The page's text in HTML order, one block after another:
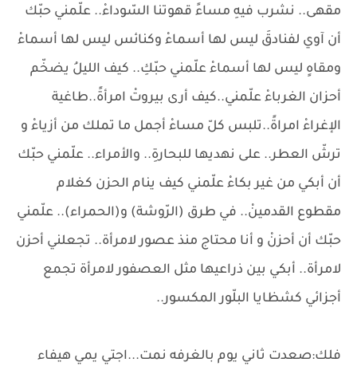
مقهى.. نشرب فيهِ مساءً قهوتنا السّوداءْ.. علّمني حبّك
أن آوي لفنادقَ ليس لها أسماءْ وكنائس ليس لها أسماءْ
ومقاهٍ ليس لها أسماءْ علّمني حبّكِ.. كيف الليلُ يضخّم
أحزان الغرباءْ علّمني..كيف أرى بيروتْ امرأةً..طاغية
الإغراءْ امراةً..تلبس كلّ مساءْ أجمل ما تملك من أزياءْ و
ترشّ العطر.. على نهديها للبحارةِ.. والأمراء.. علّمني حبّك
أن أبكي من غير بكاءْ علّمني كيف ينام الحزن كغلام
مقطوع القدمينْ.. في طرق (الرّوشة) و(الحمراء).. علّمني
حبّك أن أحزنْ و أنا محتاج منذ عصور لامرأة.. تجعلني أحزن
لامرأة.. أبكي بين ذراعيها مثل العصفور لامرأة تجمع
أجزائي كشظايا البلّور المكسور..
فلك:صعدت ثاني يوم بالغرفه نمت...اجتي يمي هيفاء